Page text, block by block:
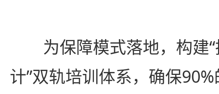
为保障模式落地，构建
计”双轨培训体系，确保